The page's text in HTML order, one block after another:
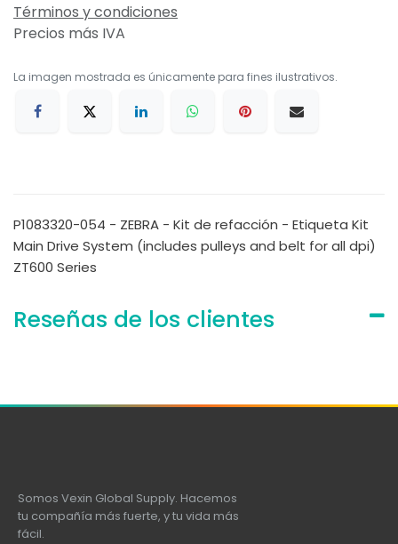
Términos y condiciones
Precios más IVA
La imagen mostrada es únicamente para fines ilustrativos.
P1083320-054 - ZEBRA - Kit de refacción - Etiqueta Kit
Main Drive System (includes pulleys and belt for all dpi)
ZT600 Series
Reseñas de los clientes
Somos Vexin Global Supply. Hacemos
tu compañía más fuerte, y tu vida más
fácil.